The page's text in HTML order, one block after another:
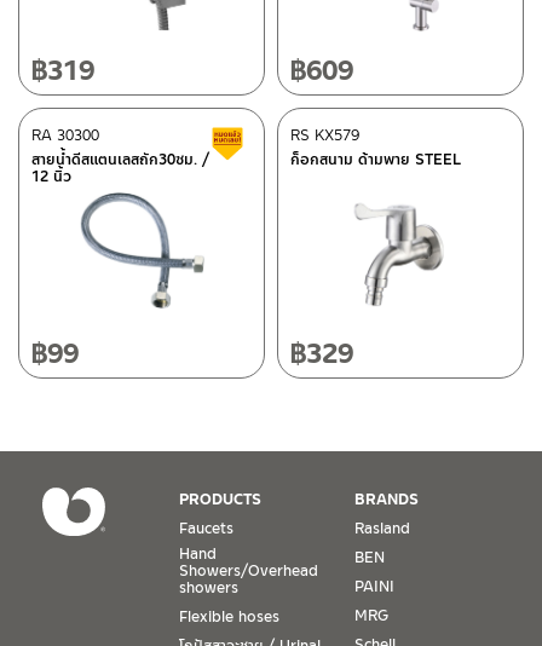
662/61-62 Rama 3 Road, Bangpongpang, Yannawa,
Tel: 02-358-0080 / 080-075-8668 / 091-545-0556
After Sales Service Center Chiangmai
118/33 Onsirin M.8, Sunpuloey, Doysaked, Chaingmai 50220
Tel: 080-075-2626
Operating Time
Monday – Friday 8:30-17:30 hrs.
Saturday 8:30-15:00 hrs.
Closed on Sunday and Special / Public Holidays
1. A proof of purchase, or seller’s receipt, shall be required
to validate product warranty which will be checked against
the date of purchase. In the absence of such proof of
purchase, no warranty claims can be made.
2. To be eligible for warranty claims, a product must be in
ติดต่อ ชาญไพบูลย์ / Contact Us Click Here
฿319 ฿609
สายน้ำดีสแตนเลสถัก30ซม. /
12 นิ้ว
RA 30300 Clearance sale
฿99
ก็อกสนาม ด้ามพาย STEEL
RS KX579
฿329
PRODUCTS
Faucets
Hand
Showers/Overhead
showers
Flexible hoses
BRANDS
Rasland
BEN
PAINI
MRG